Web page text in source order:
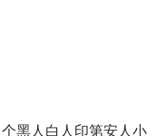
黑人白人印第安人小